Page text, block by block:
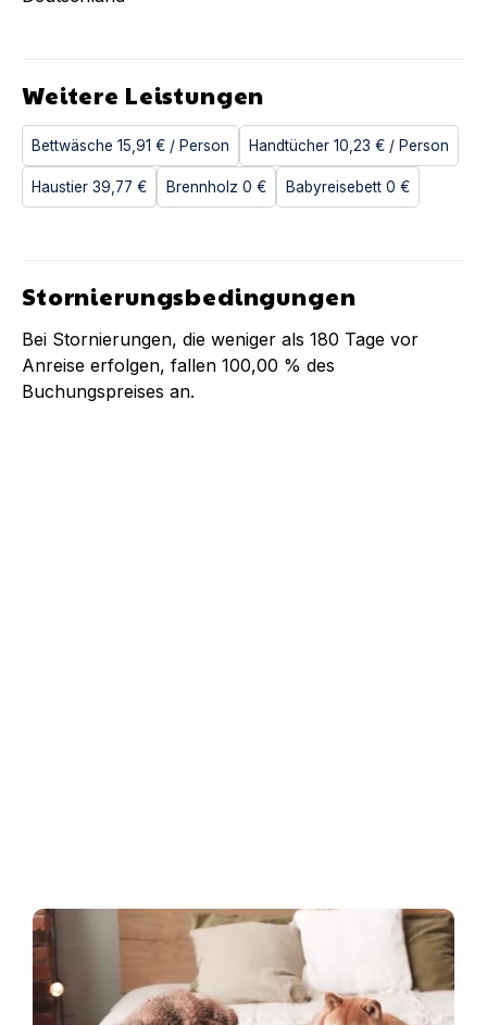
Weitere Leistungen
Bettwäsche 15,91 € / Person Handtücher 10,23 € / Person
Haustier 39,77 € Brennholz 0 € Babyreisebett 0 €
Stornierungsbedingungen
Bei Stornierungen, die weniger als 180 Tage vor
Anreise erfolgen, fallen 100,00 % des
Buchungspreises an.